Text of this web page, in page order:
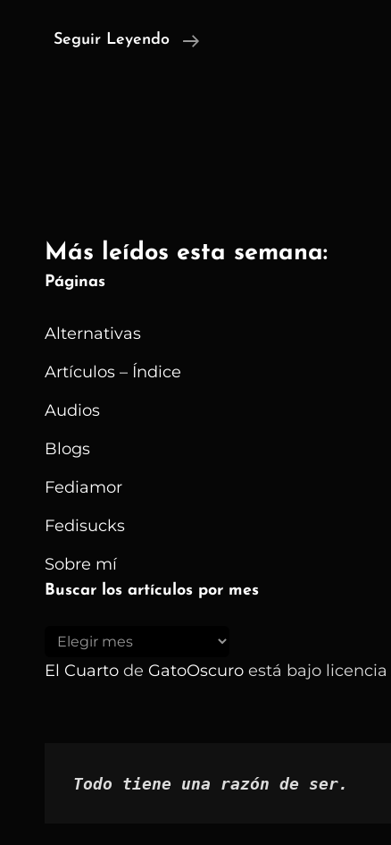
Seguir Leyendo
La
Ficción
Más leídos esta semana:
Páginas
Alternativas
Artículos – Índice
Audios
Blogs
Fediamor
Fedisucks
Sobre mí
Buscar los artículos por mes
Buscar
los
El Cuarto de GatoOscuro está bajo licencia
Todo tiene una razón de ser.